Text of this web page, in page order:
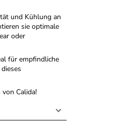
und Kühlung an
sie optimale
oder
für empfindliche
Calida!